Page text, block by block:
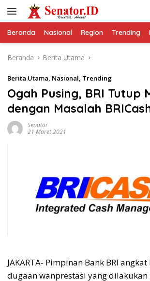
Beranda Nasional Region Trending
Beranda Berita Utama
Berita Utama, Nasional, Trending
Ogah Pusing, BRI Tutup
dengan Masalah
Senator
21 Maret 2021
JAKARTA- Pimpinan Bank BRI
dugaan wanprestasi yang dilakukan